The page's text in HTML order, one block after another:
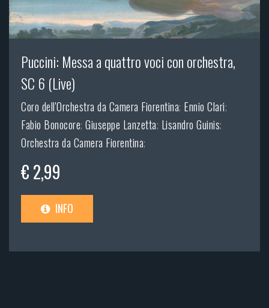
Puccini: Messa a quattro voci con orchestra,
SC 6 (Live)
Coro dell'Orchestra da Camera Fiorentina; Ennio Clari;
Fabio Bonocore; Giuseppe Lanzetta; Lisandro Guinis;
Orchestra da Camera Fiorentina;
€ 2,99
INFO